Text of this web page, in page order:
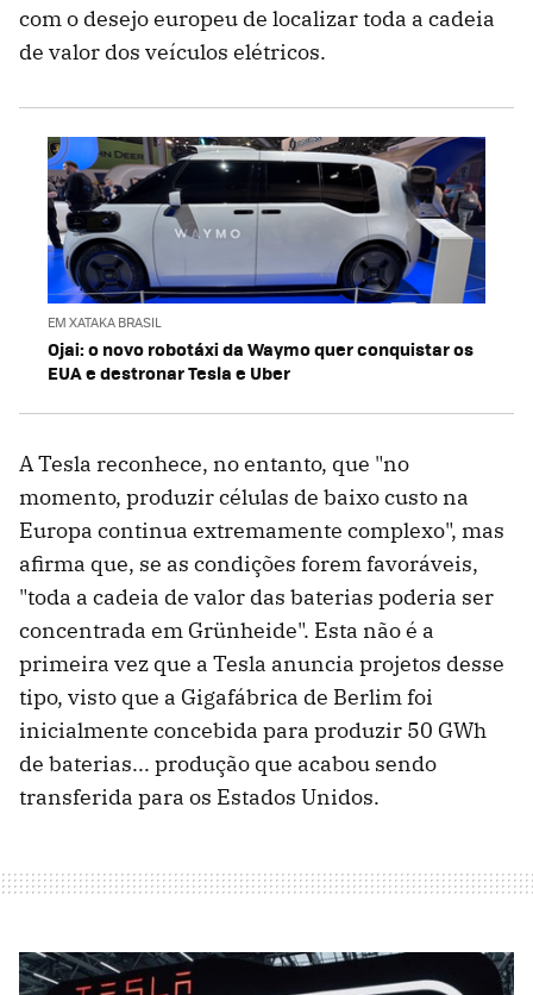
com o desejo europeu de localizar toda a cadeia
de valor dos veículos elétricos.
EM XATAKA BRASIL
Ojai: o novo robotáxi da Waymo quer conquistar os
EUA e destronar Tesla e Uber
A Tesla reconhece, no entanto, que "no
momento, produzir células de baixo custo na
Europa continua extremamente complexo", mas
afirma que, se as condições forem favoráveis,
"toda a cadeia de valor das baterias poderia ser
concentrada em Grünheide". Esta não é a
primeira vez que a Tesla anuncia projetos desse
tipo, visto que a Gigafábrica de Berlim foi
inicialmente concebida para produzir 50 GWh
de baterias... produção que acabou sendo
transferida para os Estados Unidos.